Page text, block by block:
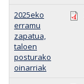
2025eko
erramu
zapatua,
taloen
posturako
oinarriak